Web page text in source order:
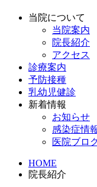
当院について
当院案内
院長紹介
アクセス
診療案内
予防接種
乳幼児健診
新着情報
お知らせ
感染症情
医院ブロ
HOME
院長紹介